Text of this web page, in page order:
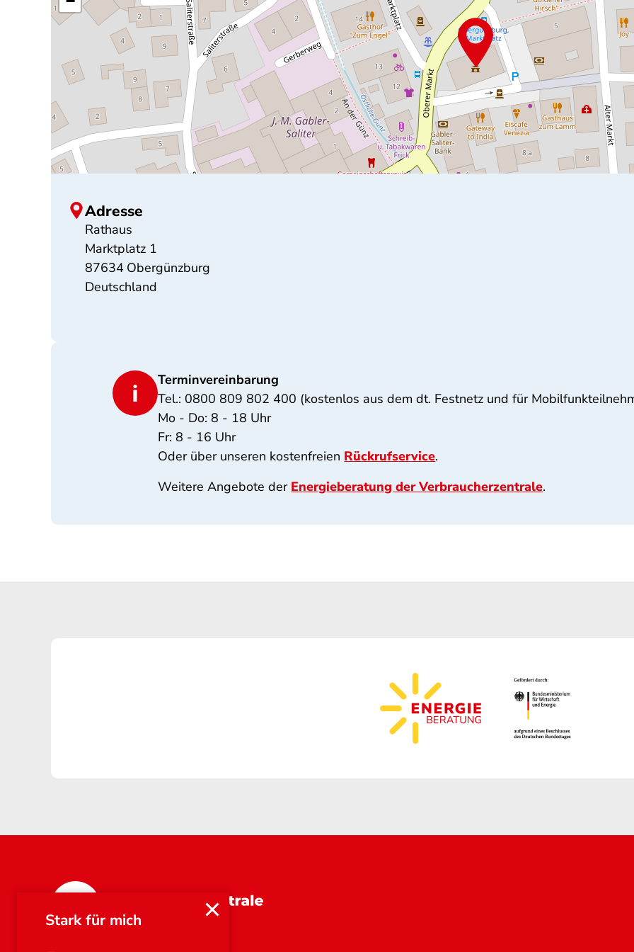
Stark für mich
Adresse
Rathaus
Marktplatz 1
87634 Obergünzburg
Deutschland
Terminvereinbarung
Tel.: 0800 809 802 400 (kostenlos aus dem dt. Festnetz und für
Mo - Do: 8 - 18 Uhr
Fr: 8 - 16 Uhr
Oder über unseren kostenfreien Rückrufservice.
Weitere Angebote der Energieberatung der Verbraucherzentrale.
Bayern